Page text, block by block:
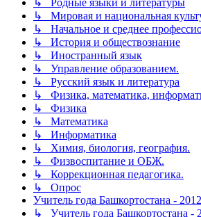
↳ Мировая и национальная
↳ Начальное и среднее
↳ История и обществознание
↳ Иностранный язык
↳ Управление образованием.
↳ Русский язык и литература
↳ Физика, математика,
↳ Физика
↳ Математика
↳ Информатика
↳ Химия, биология, география.
↳ Физвоспитание и ОБЖ.
↳ Коррекционная педагогика.
↳ Опрос
Учитель года Башкортостана - 2012
↳ Учитель года Башкортостана -